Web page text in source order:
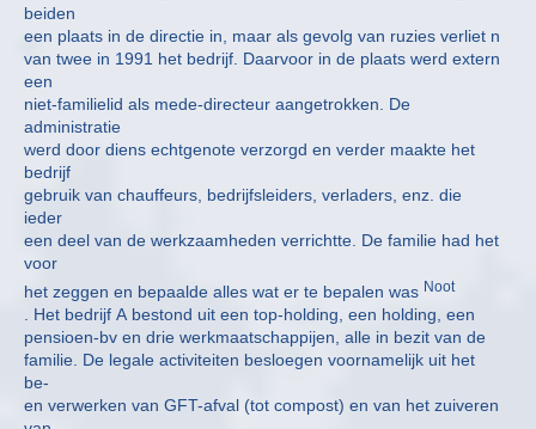
beiden
een plaats in de directie in, maar als gevolg van ruzies verliet n
van twee in 1991 het bedrijf. Daarvoor in de plaats werd extern
een
niet-familielid als mede-directeur aangetrokken. De
administratie
werd door diens echtgenote verzorgd en verder maakte het
bedrijf
gebruik van chauffeurs, bedrijfsleiders, verladers, enz. die
ieder
een deel van de werkzaamheden verrichtte. De familie had het
voor
het zeggen en bepaalde alles wat er te bepalen was Noot
. Het bedrijf A bestond uit een top-holding, een holding, een
pensioen-bv en drie werkmaatschappijen, alle in bezit van de
familie. De legale activiteiten besloegen voornamelijk uit het
be-
en verwerken van GFT-afval (tot compost) en van het zuiveren